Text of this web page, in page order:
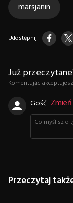
marsjanin
Udostępnij
Już
Komentując akceptujesz
Gość Zmień
Przeczytaj